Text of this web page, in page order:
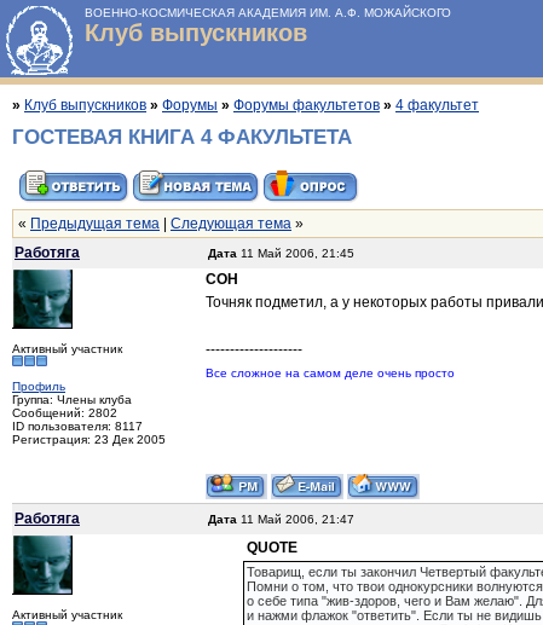
ВОЕННО-КОСМИЧЕСКАЯ АКАДЕМИЯ ИМ. А.Ф. МОЖАЙСКОГО
Клуб выпускников
» Клуб выпускников » Форумы » Форумы факультетов » 4 факультет
ГОСТЕВАЯ КНИГА 4 ФАКУЛЬТЕТА
« Предыдущая тема Следующая тема »
Работяга
Дата 11 Май 2006, 21:45
Активный участник
Профиль
Группа: Члены клуба
Сообщений: 2802
ID пользователя: 8117
Регистрация: 23 Дек 2005
COH
Точняк подметил, а у некоторых работы
--------------------
Все сложное на самом деле очень просто
Работяга
Дата 11 Май 2006, 21:47
Активный участник
QUOTE
Товарищ, если ты закончил Четвертый
Помни о том, что твои однокурсники
о себе типа "жив-здоров, чего и Вам желаю".
и нажми флажок "ответить". Если ты не